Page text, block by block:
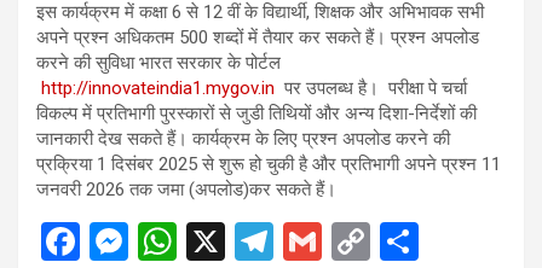
इस कार्यक्रम में कक्षा 6 से 12 वीं के विद्यार्थी, शिक्षक और अभिभावक सभी
अपने प्रश्न अधिकतम 500 शब्दों में तैयार कर सकते हैं। प्रश्न अपलोड
करने की सुविधा भारत सरकार के पोर्टल
http://innovateindia1.mygov.in पर उपलब्ध है। परीक्षा पे चर्चा
विकल्प में प्रतिभागी पुरस्कारों से जुडी तिथियों और अन्य दिशा-निर्देशों की
जानकारी देख सकते हैं। कार्यक्रम के लिए प्रश्न अपलोड करने की
प्रक्रिया 1 दिसंबर 2025 से शुरू हो चुकी है और प्रतिभागी अपने प्रश्न 11
जनवरी 2026 तक जमा (अपलोड)कर सकते हैं।
F
M W X
T
G
C